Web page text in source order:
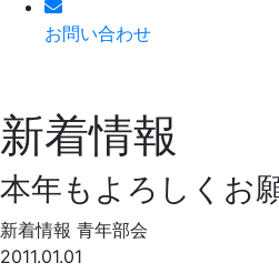
お問い合わせ
新着情報
本年もよろしくお
新着情報 青年部会
2011.01.01